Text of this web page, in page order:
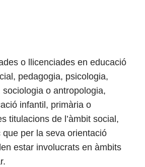
o llicenciades en educació
pedagogia, psicologia,
o antropologia,
infantil, primària o
titulacions de l’àmbit social,
per la seva orientació
estar involucrats en àmbits